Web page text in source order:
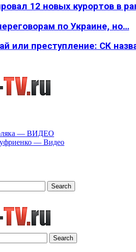
12 новых курортов в
по Украине, но…
или преступление: СК
— ВИДЕО
— Видео
Search
Search